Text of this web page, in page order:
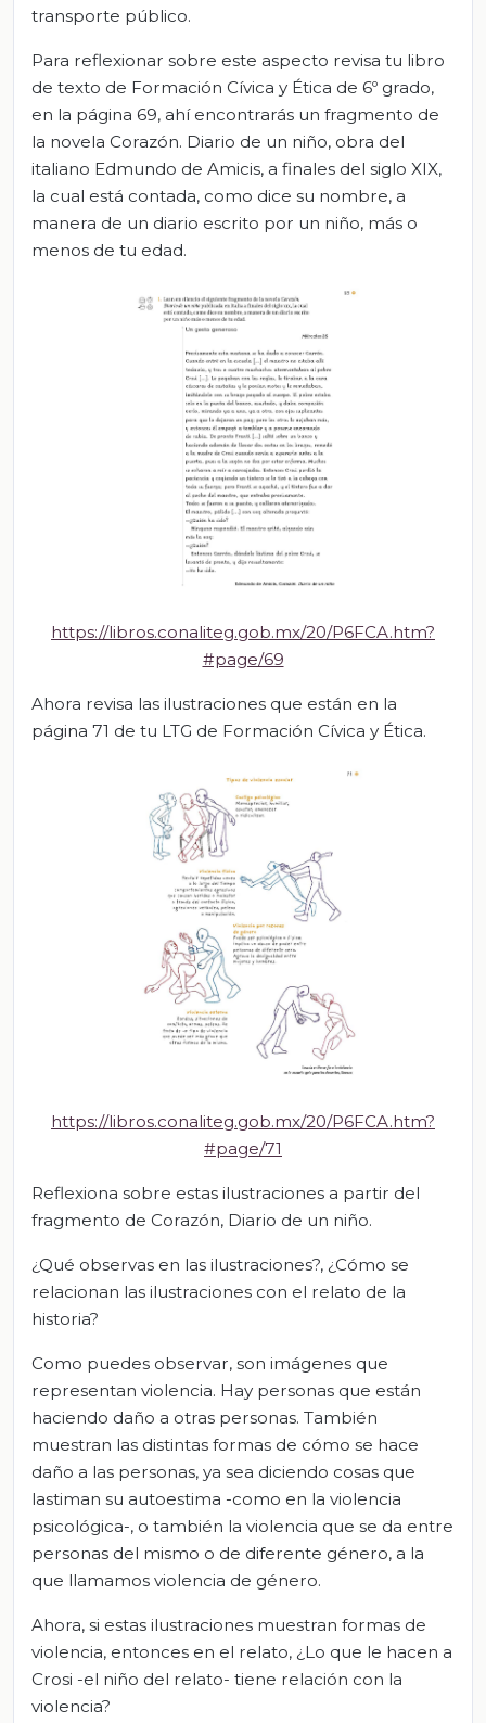
transporte público.
Para reflexionar sobre este aspecto revisa tu libro
de texto de Formación Cívica y Ética de 6º grado,
en la página 69, ahí encontrarás un fragmento de
la novela Corazón. Diario de un niño, obra del
italiano Edmundo de Amicis, a finales del siglo XIX,
la cual está contada, como dice su nombre, a
manera de un diario escrito por un niño, más o
menos de tu edad.
https://libros.conaliteg.gob.mx/20/P6FCA.htm?
#page/69
Ahora revisa las ilustraciones que están en la
página 71 de tu LTG de Formación Cívica y Ética.
https://libros.conaliteg.gob.mx/20/P6FCA.htm?
#page/71
Reflexiona sobre estas ilustraciones a partir del
fragmento de Corazón, Diario de un niño.
¿Qué observas en las ilustraciones?, ¿Cómo se
relacionan las ilustraciones con el relato de la
historia?
Como puedes observar, son imágenes que
representan violencia. Hay personas que están
haciendo daño a otras personas. También
muestran las distintas formas de cómo se hace
daño a las personas, ya sea diciendo cosas que
lastiman su autoestima -como en la violencia
psicológica-, o también la violencia que se da entre
personas del mismo o de diferente género, a la
que llamamos violencia de género.
Ahora, si estas ilustraciones muestran formas de
violencia, entonces en el relato, ¿Lo que le hacen a
Crosi -el niño del relato- tiene relación con la
violencia?